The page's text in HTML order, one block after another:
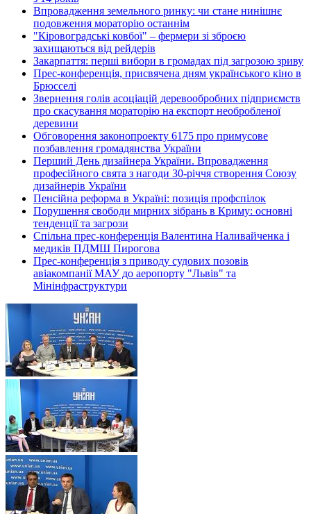
Впровадження земельного ринку: чи стане нинішнє
подовження мораторію останнім
"Кіровоградські ковбої" – фермери зі зброєю
захищаються від рейдерів
Закарпаття: перші вибори в громадах під загрозою зриву
Прес-конференція, присвячена дням українського кіно в
Брюсселі
Звернення голів асоціацій деревообробних підприємств
про скасування мораторію на експорт необробленої
деревини
Обговорення законопроекту 6175 про примусове
позбавлення громадянства України
Перший День дизайнера України. Впровадження
професійного свята з нагоди 30-річчя створення Союзу
дизайнерів України
Пенсійна реформа в Україні: позиція профспілок
Порушення свободи мирних зібрань в Криму: основні
тенденції та загрози
Спільна прес-конференція Валентина Наливайченка і
медиків ПДМШ Пирогова
Прес-конференція з приводу судових позовів
авіакомпанії МАУ до аеропорту "Львів" та
Мінінфраструктури